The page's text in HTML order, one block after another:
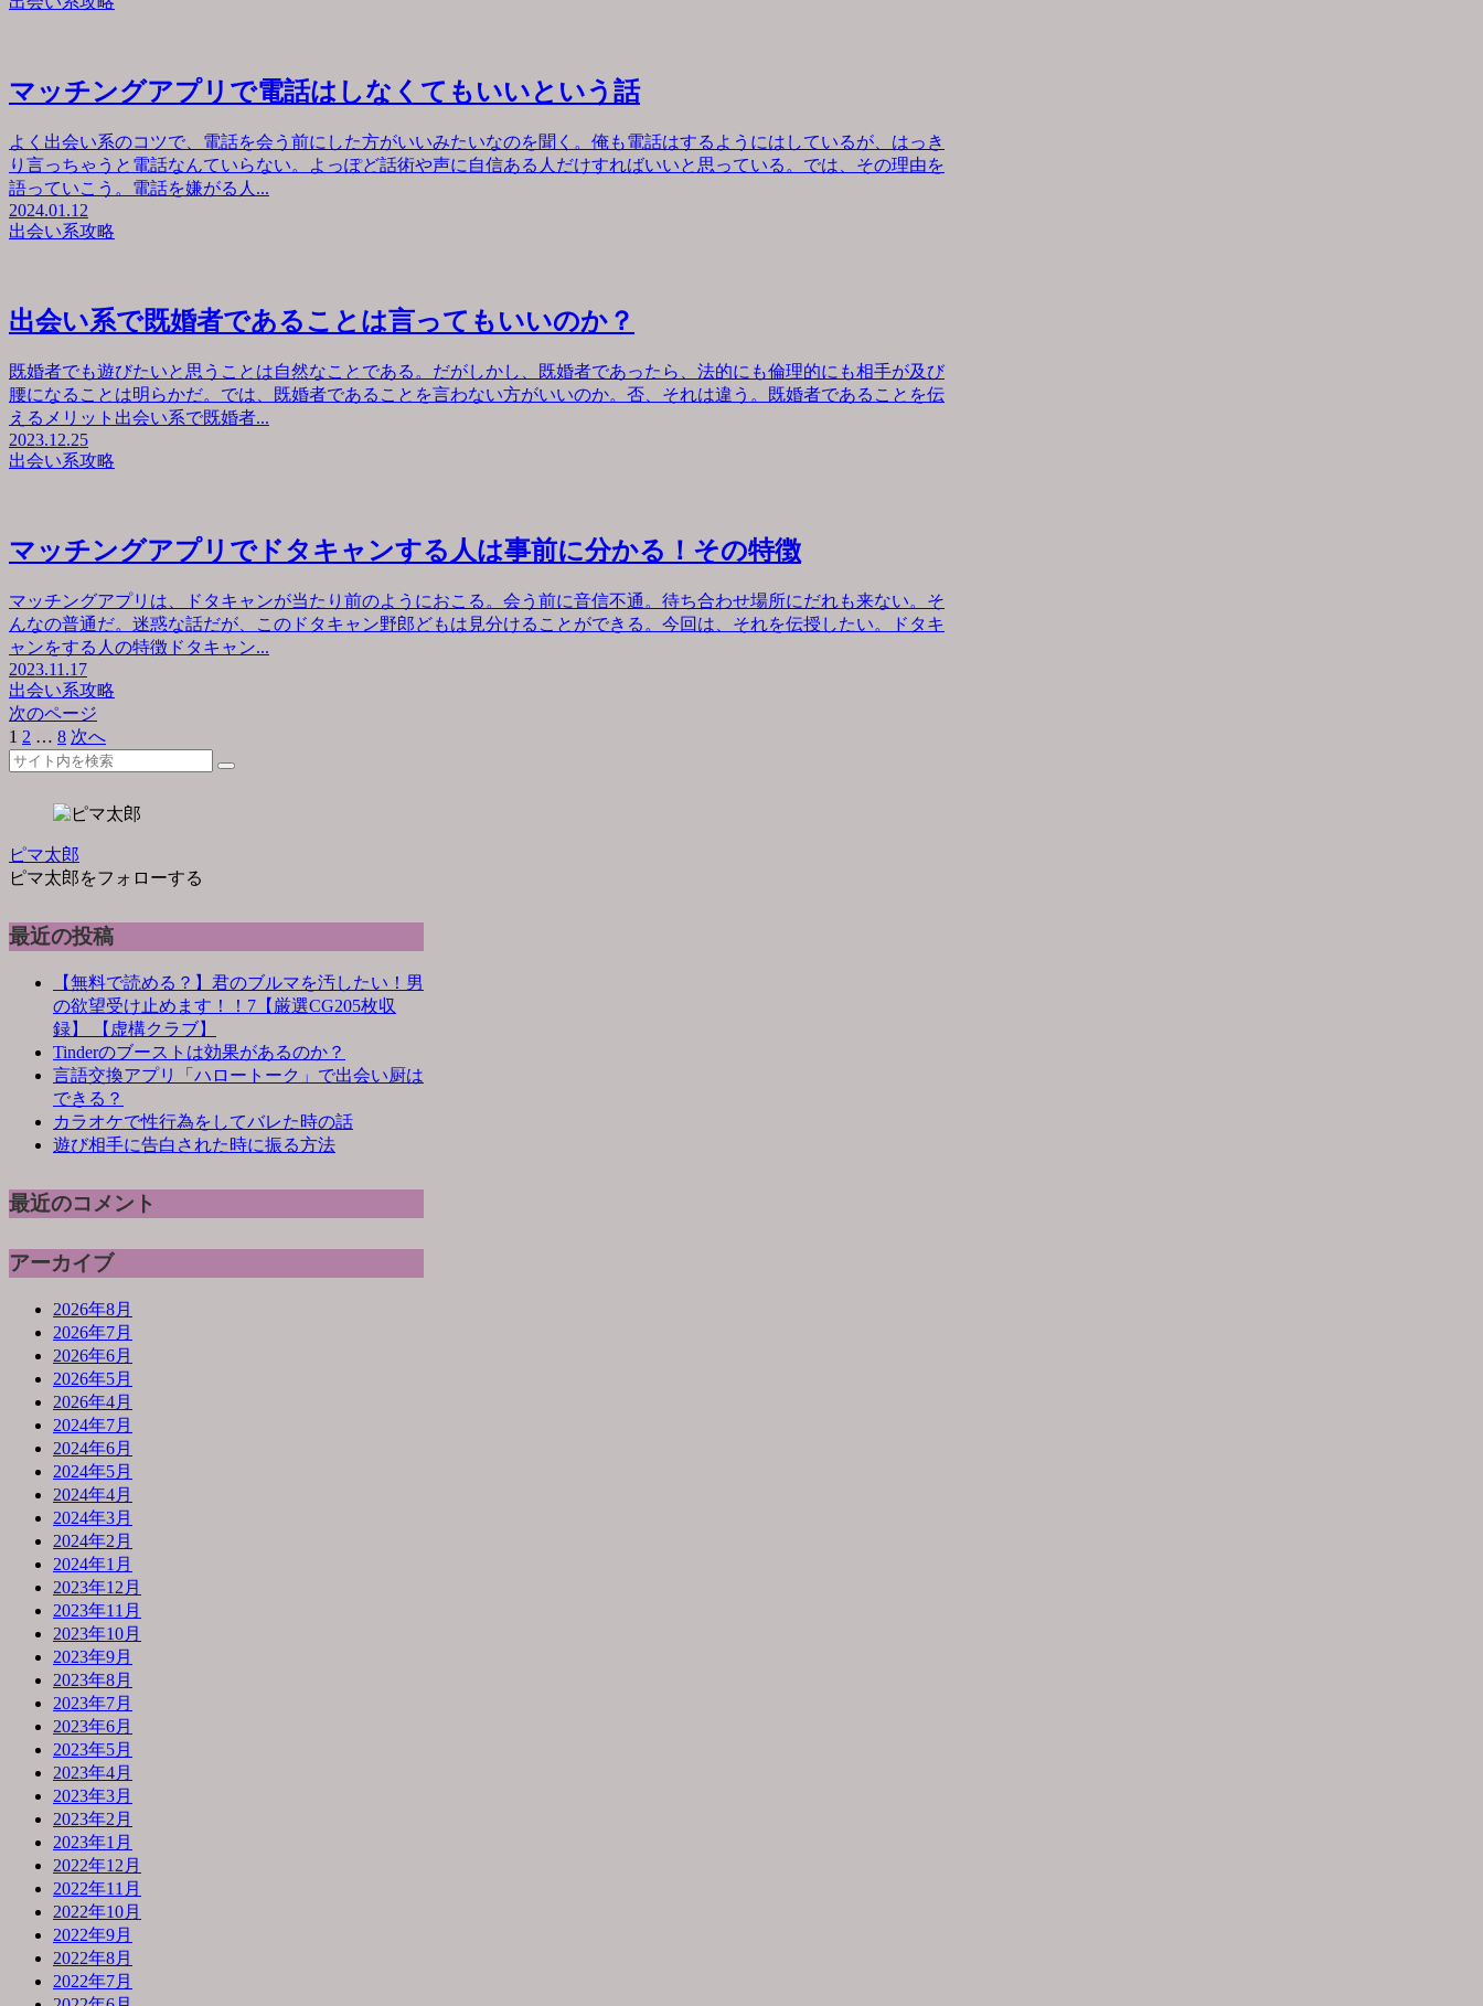
マッチングアプリで電話はしなくてもいいという話
よく出会い系のコツで、電話を会う前にした方がいいみたいなのを聞く。俺も電話はするようにはしているが、はっき
り言っちゃうと電話なんていらない。よっぽど話術や声に自信ある人だけすればいいと思っている。では、その理由を
語っていこう。電話を嫌がる人...
2024.01.12
出会い系攻略
出会い系で既婚者であることは言ってもいいのか？
既婚者でも遊びたいと思うことは自然なことである。だがしかし、既婚者であったら、法的にも倫理的にも相手が及び
腰になることは明らかだ。では、既婚者であることを言わない方がいいのか。否、それは違う。既婚者であることを伝
えるメリット出会い系で既婚者...
2023.12.25
出会い系攻略
マッチングアプリでドタキャンする人は事前に分かる！その特徴
マッチングアプリは、ドタキャンが当たり前のようにおこる。会う前に音信不通。待ち合わせ場所にだれも来ない。そ
んなの普通だ。迷惑な話だが、このドタキャン野郎どもは見分けることができる。今回は、それを伝授したい。ドタキ
ャンをする人の特徴ドタキャン...
2023.11.17
出会い系攻略
次のページ
1 2 … 8 次へ
ピマ太郎
ピマ太郎をフォローする
最近の投稿
【無料で読める？】君のブルマを汚したい！男
の欲望受け止めます！！7【厳選CG205枚収
録】 【虚構クラブ】
Tinderのブーストは効果があるのか？
言語交換アプリ「ハロートーク」で出会い厨は
できる？
カラオケで性行為をしてバレた時の話
遊び相手に告白された時に振る方法
最近のコメント
アーカイブ
2026年8月
2026年7月
2026年6月
2026年5月
2026年4月
2024年7月
2024年6月
2024年5月
2024年4月
2024年3月
2024年2月
2024年1月
2023年12月
2023年11月
2023年10月
2023年9月
2023年8月
2023年7月
2023年6月
2023年5月
2023年4月
2023年3月
2023年2月
2023年1月
2022年12月
2022年11月
2022年10月
2022年9月
2022年8月
2022年7月